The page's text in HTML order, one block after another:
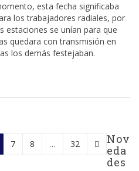
esta fecha significaba
los trabajadores radiales, por
estaciones se unían para que
quedara con transmisión en
los demás festejaban.
7 8 … 32
Nov
eda
des